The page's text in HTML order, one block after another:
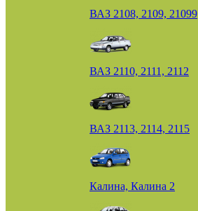
ВАЗ 2108, 2109, 21099
ВАЗ 2110, 2111, 2112
ВАЗ 2113, 2114, 2115
Калина, Калина 2